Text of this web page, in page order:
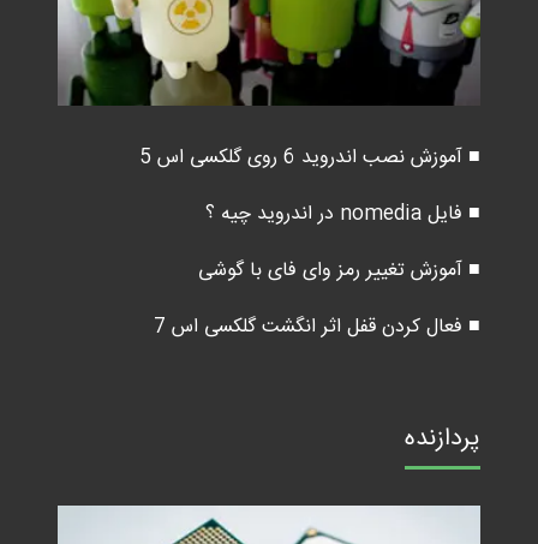
■ آموزش نصب اندروید 6 روی گلکسی اس 5
■ فایل nomedia در اندروید چیه ؟
■ آموزش تغییر رمز وای فای با گوشی
■ فعال کردن قفل اثر انگشت گلکسی اس 7
پردازنده